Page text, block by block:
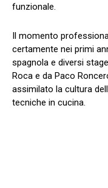
funzionale.
Il momento
certamente nei primi
spagnola e diversi
Roca e da Paco
assimilato la cultura
tecniche in cucina.